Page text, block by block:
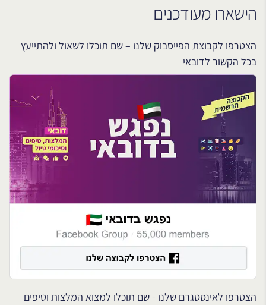
הישארו מעודכנים
הצטרפו לקבוצת הפייסבוק שלנו – שם תוכלו לשאול ולהתייעץ
בכל הקשור לדובאי
הצטרפו לאינסטגרם שלנו - שם תוכלו למצוא המלצות וטיפים